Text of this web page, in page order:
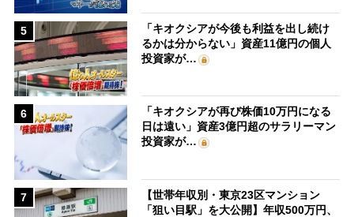
5
「キオクシアが今後も利益を出し続け
るかは分からない」資産11億円の個人
投資家が…
6
「キオクシアが再び株価10万円になる
日は遠い」資産3億円超のサラリーマン
投資家が…
7
【世帯年収別・東京23区マンション
「狙い目駅」を大公開】年収500万円、